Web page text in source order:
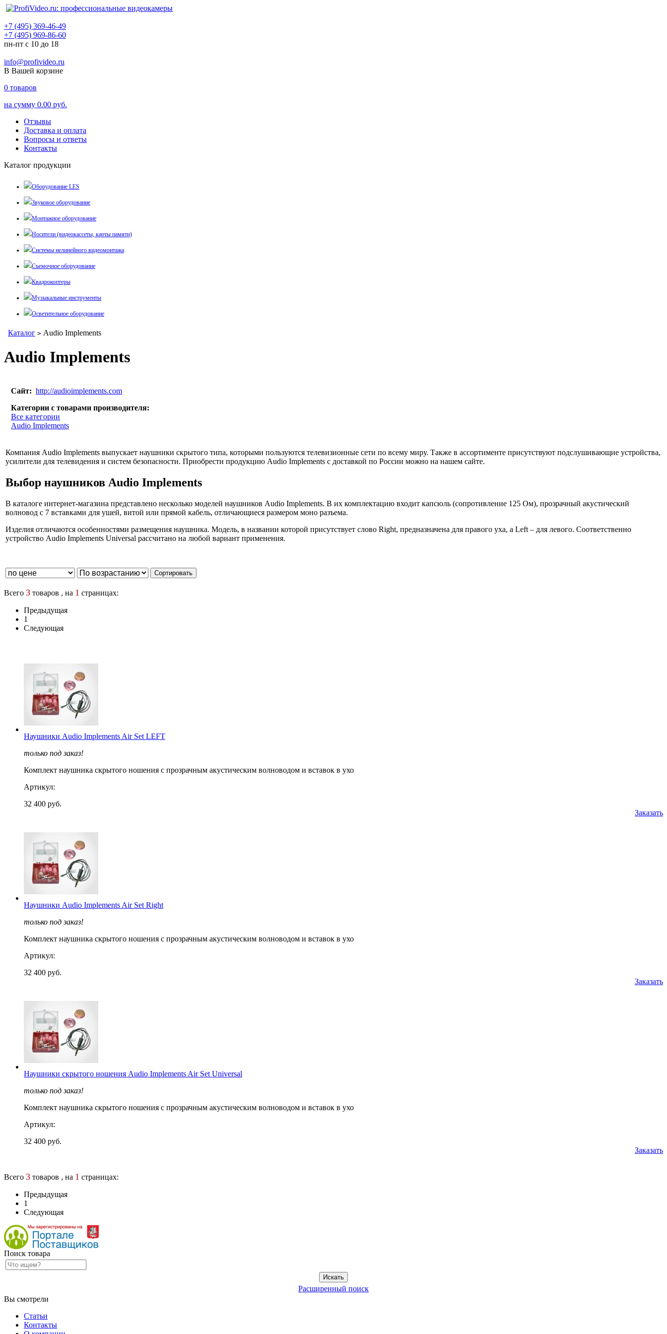
+7 (495) 369-46-49
+7 (495) 969-86-60
пн-пт с 10 до 18
info@profivideo.ru
В Вашей корзине
0 товаров
на сумму 0.00 руб.
Отзывы
Доставка и оплата
Вопросы и ответы
Контакты
Каталог продукции
Оборудование LES
Звуковое оборудование
Монтажное оборудование
Носители (видеокассеты, карты памяти)
Системы нелинейного видеомонтажа
Съемочное оборудование
Квадрокоптеры
Музыкальные инструменты
Осветительное оборудование
Каталог > Audio Implements
Audio Implements
Сайт: http://audioimplements.com
Категории с товарами производителя:
Все категории
Audio Implements
Компания Audio Implements выпускает наушники скрытого типа, которыми пользуются телевизионные сети по всему миру. Также в ассортименте присутствуют подслушивающие устройства,
усилители для телевидения и систем безопасности. Приобрести продукцию Audio Implements с доставкой по России можно на нашем сайте.
Выбор наушников Audio Implements
В каталоге интернет-магазина представлено несколько моделей наушников Audio Implements. В их комплектацию входит капсюль (сопротивление 125 Ом), прозрачный акустический
волновод с 7 вставками для ушей, витой или прямой кабель, отличающиеся размером моно разъема.
Изделия отличаются особенностями размещения наушника. Модель, в названии которой присутствует слово Right, предназначена для правого уха, а Left – для левого. Соответственно
устройство Audio Implements Universal рассчитано на любой вариант применения.
Всего 3 товаров , на 1 страницах:
Предыдущая
1
Следующая
Наушники Audio Implements Air Set LEFT
только под заказ!
Комплект наушника скрытого ношения с прозрачным акустическим волноводом и вставок в ухо
Артикул:
32 400 руб.
Заказать
Наушники Audio Implements Air Set Right
только под заказ!
Комплект наушника скрытого ношения с прозрачным акустическим волноводом и вставок в ухо
Артикул:
32 400 руб.
Заказать
Наушники скрытого ношения Audio Implements Air Set Universal
только под заказ!
Комплект наушника скрытого ношения с прозрачным акустическим волноводом и вставок в ухо
Артикул:
32 400 руб.
Заказать
Всего 3 товаров , на 1 страницах:
Предыдущая
1
Следующая
Поиск товара
Расширенный поиск
Вы смотрели
Статьи
Контакты